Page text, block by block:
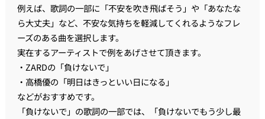
例えば、歌詞の一部に「不安を吹き飛ばそう」や「あなたな
ら大丈夫」など、不安な気持ちを軽減してくれるようなフレ
ーズのある曲を選択します。
実在するアーティストで例をあげさせて頂きます。
・ZARDの「負けないで」
・高橋優の「明日はきっといい日になる」
などがおすすめです。
「負けないで」の歌詞の一部では、「負けないでもう少し最